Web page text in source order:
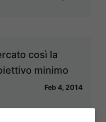
così la
minimo
Feb 4, 2014